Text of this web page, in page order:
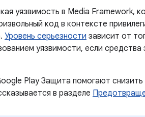
уязвимость в Media Framework,
код в контексте
Уровень серьезности зависит от
уязвимости, если
Play Защита помогают снизить
в разделе